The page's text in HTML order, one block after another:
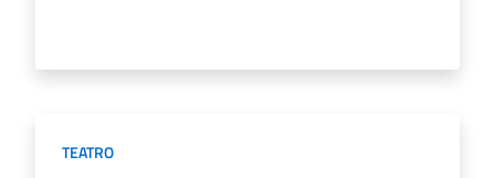
TEATRO